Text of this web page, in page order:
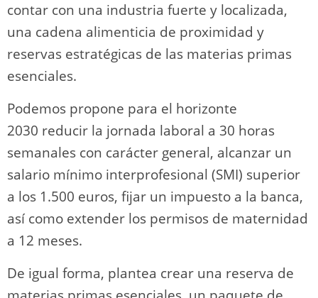
contar con una industria fuerte y localizada,
una cadena alimenticia de proximidad y
reservas estratégicas de las materias primas
esenciales.
Podemos propone para el horizonte
2030 reducir la jornada laboral a 30 horas
semanales con carácter general, alcanzar un
salario mínimo interprofesional (SMI) superior
a los 1.500 euros, fijar un impuesto a la banca,
así como extender los permisos de maternidad
a 12 meses.
De igual forma, plantea crear una reserva de